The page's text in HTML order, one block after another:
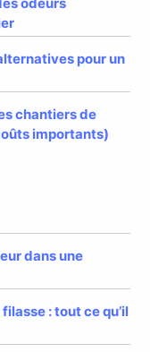
pour un
chantiers de
importants)
dans une
: tout ce qu’il